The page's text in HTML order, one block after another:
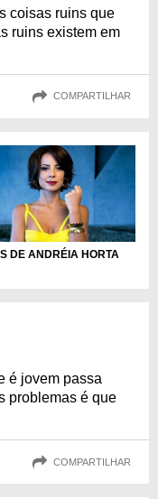
coisas ruins que
ruins existem em
COMPARTILHAR
DE ANDRÉIA HORTA
é jovem passa
problemas é que
COMPARTILHAR